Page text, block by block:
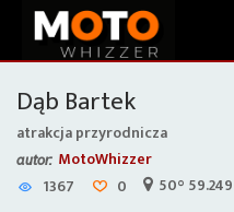
Dąb Bartek
atrakcja przyrodnicza
autor: MotoWhizzer
1367
0 50°